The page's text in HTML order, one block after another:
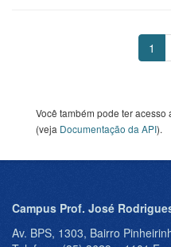
1
Você também pode ter
(veja Documentação da API).
Campus Prof. José
Av. BPS, 1303, Bairro